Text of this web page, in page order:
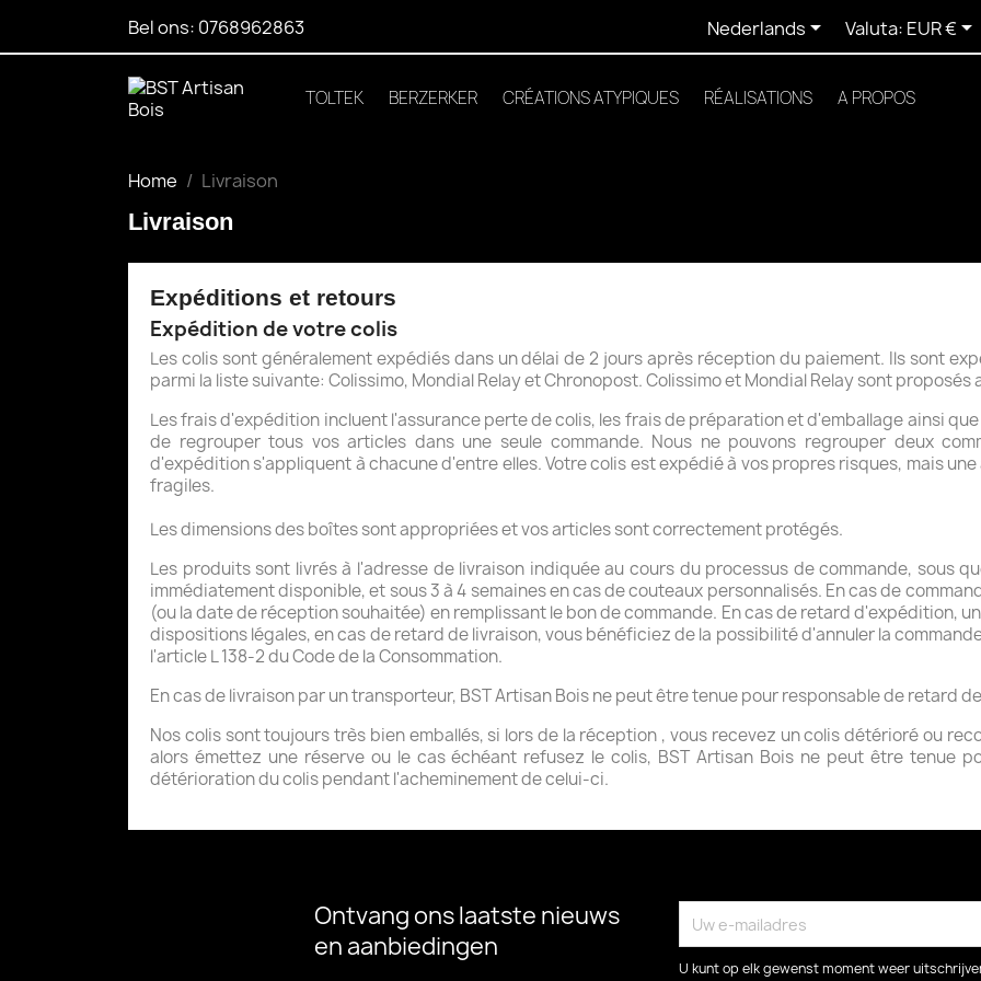
Bel ons: 0768962863 Nederlands Valuta: EUR €
TOLTEK BERZERKER CRÉATIONS ATYPIQUES RÉALISATIONS A PROPOS
Home Livraison
Livraison
Expéditions et retours
Expédition de votre colis
Les colis sont généralement expédiés dans un délai de 2 jours après réception du paiement. Ils sont
parmi la liste suivante: Colissimo, Mondial Relay et Chronopost. Colissimo et Mondial Relay sont
Les frais d'expédition incluent l'assurance perte de colis, les frais de préparation et d'emballage ainsi
de regrouper tous vos articles dans une seule commande. Nous ne pouvons regrouper deux
d'expédition s'appliquent à chacune d'entre elles. Votre colis est expédié à vos propres risques, mais
fragiles.
Les dimensions des boîtes sont appropriées et vos articles sont correctement protégés.
Les produits sont livrés à l'adresse de livraison indiquée au cours du processus de commande, sous
immédiatement disponible, et sous 3 à 4 semaines en cas de couteaux personnalisés. En cas de
(ou la date de réception souhaitée) en remplissant le bon de commande. En cas de retard d'expédition,
dispositions légales, en cas de retard de livraison, vous bénéficiez de la possibilité d'annuler la
l'article L 138-2 du Code de la Consommation.
En cas de livraison par un transporteur, BST Artisan Bois ne peut être tenue pour responsable de retard
Nos colis sont toujours très bien emballés, si lors de la réception , vous recevez un colis détérioré ou
alors émettez une réserve ou le cas échéant refusez le colis, BST Artisan Bois ne peut être tenue
détérioration du colis pendant l'acheminement de celui-ci.
Ontvang ons laatste nieuws
en aanbiedingen
U kunt op elk gewenst moment weer